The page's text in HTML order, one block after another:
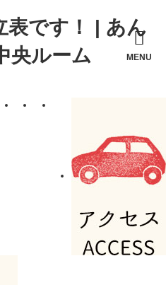
表です！ | あん
央ルーム
MENU